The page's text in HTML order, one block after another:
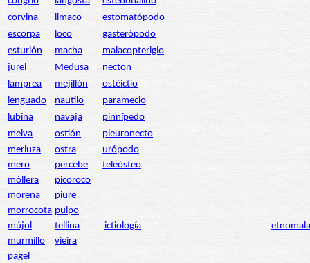
corvina
limaco
estomatópodo
escorpa
loco
gasterópodo
esturión
macha
malacopterigio
jurel
Medusa
necton
lamprea
mejillón
ostéictio
lenguado
nautilo
paramecio
lubina
navaja
pinnípedo
melva
ostión
pleuronecto
merluza
ostra
urópodo
mero
percebe
teleósteo
móllera
picoroco
morena
piure
morrocota pulpo
mújol
tellina ictiología
murmillo
vieira
pagel